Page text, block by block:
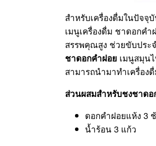
สำหรับเครื่องดื่มในปัจจุ
เมนูเครื่องดื่ม ชาดอกค
สรรพคุณสูง ช่วยขับประ
ชาดอกคำฝอย เมนูสมุน
สามารถนำมาทำเครื่อง
ส่วนผสมสำหรับชงชาดอ
ดอกคำฝอยแห้ง 3
น้ำร้อน 3 แก้ว